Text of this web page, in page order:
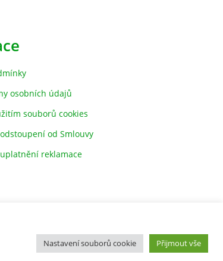
osobních údajů
souborů cookies
od Smlouvy
reklamace
Nastavení souborů cookie Přijmout vše